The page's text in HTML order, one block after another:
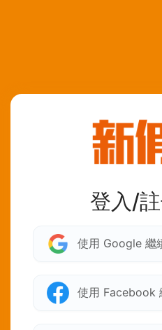
登入/
使用 Google 繼
使用 Facebook